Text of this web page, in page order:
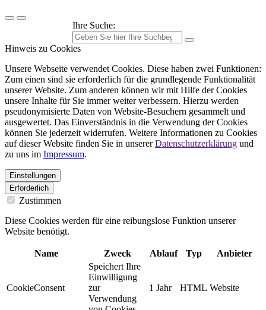
Ihre Suche:
Hinweis zu Cookies
Unsere Webseite verwendet Cookies. Diese haben zwei Funktionen:
Zum einen sind sie erforderlich für die grundlegende Funktionalität
unserer Website. Zum anderen können wir mit Hilfe der Cookies
unsere Inhalte für Sie immer weiter verbessern. Hierzu werden
pseudonymisierte Daten von Website-Besuchern gesammelt und
ausgewertet. Das Einverständnis in die Verwendung der Cookies
können Sie jederzeit widerrufen. Weitere Informationen zu Cookies
auf dieser Website finden Sie in unsererDatenschutzerklärung und
zu uns im Impressum.
Einstellungen
Erforderlich
Zustimmen
Diese Cookies werden für eine reibungslose Funktion unserer
Website benötigt.
Name Zweck Ablauf Typ Anbieter
CookieConsent
Speichert Ihre
Einwilligung
zur
Verwendung
1 Jahr HTML Website